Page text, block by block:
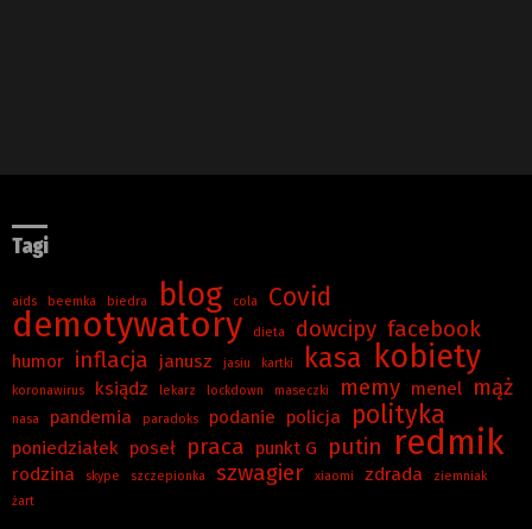
Tagi
aids beemka biedra blog cola Covid
demotywatory dieta dowcipy facebook
humor inflacja janusz jasiu kartki kasa kobiety
koronawirus ksiądz lekarz lockdown maseczki memy menel mąż
nasa pandemia paradoks podanie policja polityka
poniedziałek poseł praca punkt G putin redmik
rodzina skype szczepionka szwagier xiaomi zdrada
ziemniak
żart